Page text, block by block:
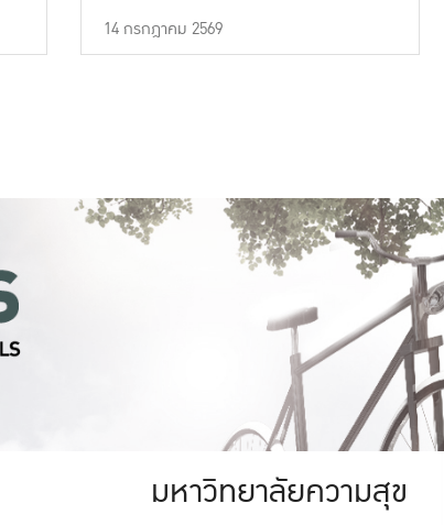
14 กรกฎาคม 2569
มหาวิทยาลัย
มหาวิทยาลัยความสุข